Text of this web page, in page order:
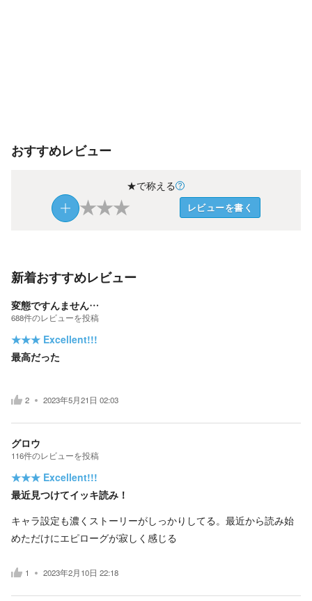
おすすめレビュー
★で称える
★★★ レビューを書く
新着おすすめレビュー
変態ですんません…
688件のレビューを投稿
★★★ Excellent!!!
最高だった
2 2023年5月21日 02:03
グロウ
116件のレビューを投稿
★★★ Excellent!!!
最近見つけてイッキ読み！
キャラ設定も濃くストーリーがしっかりしてる。最近から読み始
めただけにエピローグが寂しく感じる
1 2023年2月10日 22:18